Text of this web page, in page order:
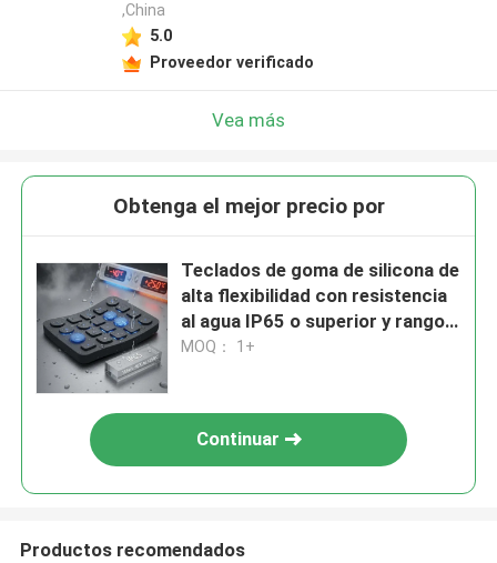
,China
5.0
Proveedor verificado
Vea más
Obtenga el mejor precio por
Teclados de goma de silicona de
alta flexibilidad con resistencia
al agua IP65 o superior y rango
de temperatura de menos 40 a
MOQ： 1+
Continuar
Productos recomendados